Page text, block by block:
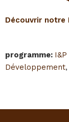
Découvrir notre
programme:
Développement,